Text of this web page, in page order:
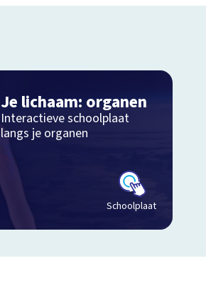
Je lichaam: organen
Interactieve schoolplaat
langs je organen
Schoolplaat